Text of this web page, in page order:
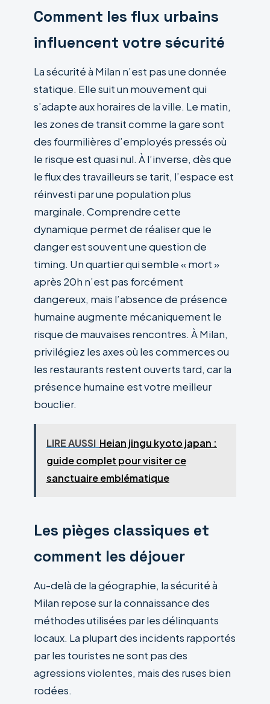
Comment les flux urbains
influencent votre sécurité
La sécurité à Milan n’est pas une donnée
statique. Elle suit un mouvement qui
s’adapte aux horaires de la ville. Le matin,
les zones de transit comme la gare sont
des fourmilières d’employés pressés où
le risque est quasi nul. À l’inverse, dès que
le flux des travailleurs se tarit, l’espace est
réinvesti par une population plus
marginale. Comprendre cette
dynamique permet de réaliser que le
danger est souvent une question de
timing. Un quartier qui semble « mort »
après 20h n’est pas forcément
dangereux, mais l’absence de présence
humaine augmente mécaniquement le
risque de mauvaises rencontres. À Milan,
privilégiez les axes où les commerces ou
les restaurants restent ouverts tard, car la
présence humaine est votre meilleur
bouclier.
LIRE AUSSI Heian jingu kyoto japan :
guide complet pour visiter ce
sanctuaire emblématique
Les pièges classiques et
comment les déjouer
Au-delà de la géographie, la sécurité à
Milan repose sur la connaissance des
méthodes utilisées par les délinquants
locaux. La plupart des incidents rapportés
par les touristes ne sont pas des
agressions violentes, mais des ruses bien
rodées.